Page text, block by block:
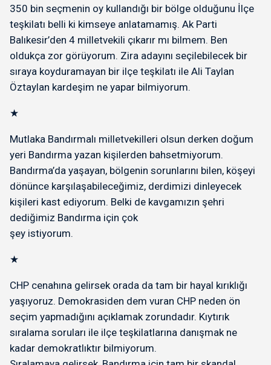
350 bin seçmenin oy kullandığı bir bölge olduğunu İlçe
teşkilatı belli ki kimseye anlatamamış. Ak Parti
Balıkesir’den 4 milletvekili çıkarır mı bilmem. Ben
oldukça zor görüyorum. Zira adayını seçilebilecek bir
sıraya koyduramayan bir ilçe teşkilatı ile Ali Taylan
Öztaylan kardeşim ne yapar bilmiyorum.
★
Mutlaka Bandırmalı milletvekilleri olsun derken doğum
yeri Bandırma yazan kişilerden bahsetmiyorum.
Bandırma’da yaşayan, bölgenin sorunlarını bilen, köşeyi
dönünce karşılaşabileceğimiz, derdimizi dinleyecek
kişileri kast ediyorum. Belki de kavgamızın şehri
dediğimiz Bandırma için çok
şey istiyorum.
★
CHP cenahına gelirsek orada da tam bir hayal kırıklığı
yaşıyoruz. Demokrasiden dem vuran CHP neden ön
seçim yapmadığını açıklamak zorundadır. Kıytırık
sıralama soruları ile ilçe teşkilatlarına danışmak ne
kadar demokratlıktır bilmiyorum.